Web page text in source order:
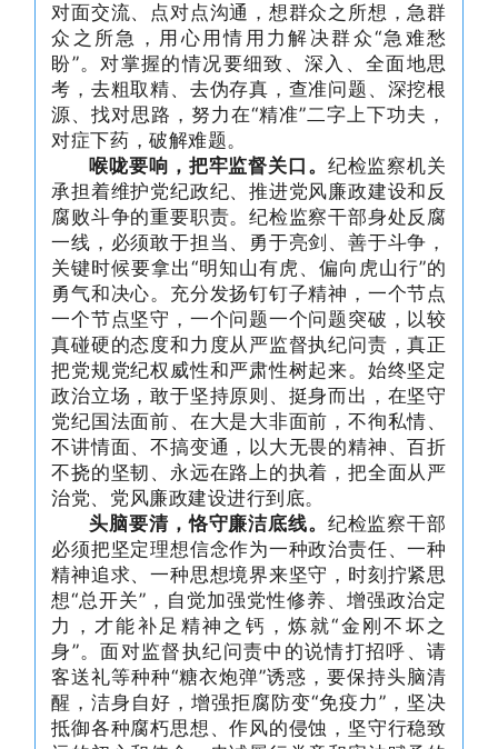
对面交流、点对点沟通，想群众之所想，急群
众之所急，用心用情用力解决群众“急难愁
盼”。对掌握的情况要细致、深入、全面地思
考，去粗取精、去伪存真，查准问题、 深挖根
源、找对思路，努力在“精准”二字上下功夫，
对症下药，破解难题。
喉咙要响，把牢监督关口。 纪检监察机关
承担着维护党纪政纪、推进党风廉政建设和反
腐败斗争的重要职责。纪检监察干部身处反腐
一线，必须敢于担当、勇于亮剑、善于斗争，
关键时候要拿出“明知山有虎、偏向虎山行”的
勇气和决心。充分发扬钉钉子精神，一个节点
一个节点坚守，一个问题一个问题突破，以较
真碰硬的态度和力度从严监督执纪问责，真正
把党规党纪权威性和严肃性树起来。始终坚定
政治立场，敢于坚持原则、挺身而出，在坚守
党纪国法面前、在大是大非面前，不徇私情、
不讲情面、不搞变通，以大无畏的精神、百折
不挠的坚韧、永远在路上的执着，把全面从严
治党、党风廉政建设进行到底。
头脑要清，恪守廉洁底线。 纪检监察干部
必须把坚定理想信念作为一种政治责任、一种
精神追求、一种思想境界来坚守，时刻拧紧思
想“总开关”，自觉加强党性修养、增强政治定
力，才能补足精神之钙，炼就“金刚不坏之
身”。面对监督执纪问责中的说情打招呼、请
客送礼等种种“糖衣炮弹”诱惑，要保持头脑清
醒，洁身自好，增强拒腐防变“免疫力”，坚决
抵御各种腐朽思想、作风的侵蚀，坚守行稳致